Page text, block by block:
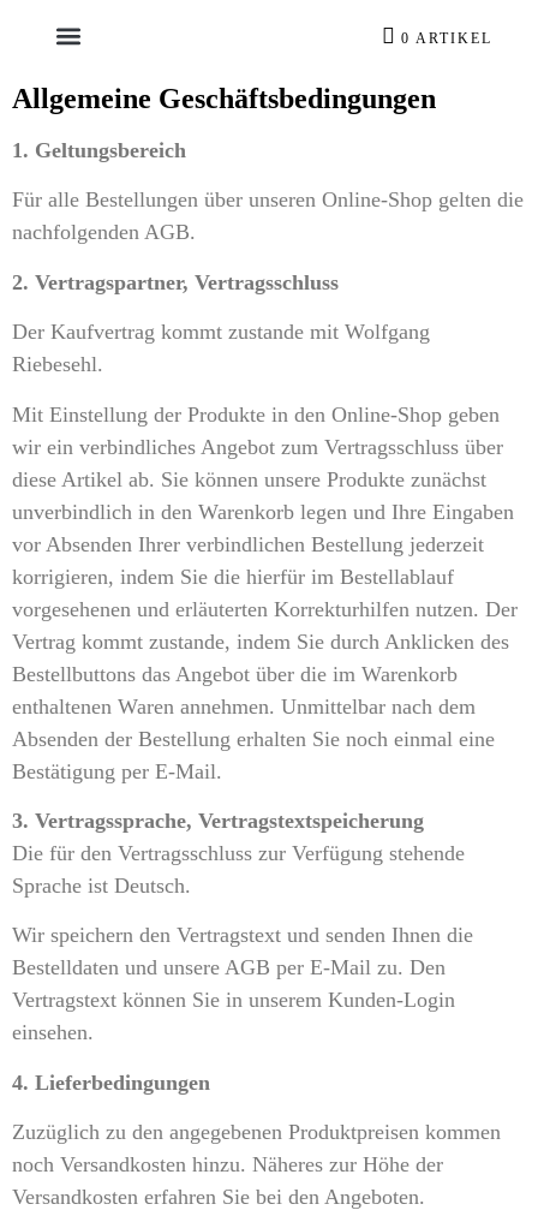
0 ARTIKEL
Allgemeine Geschäftsbedingungen
1. Geltungsbereich
Für alle Bestellungen über unseren Online-Shop gelten die
nachfolgenden AGB.
2. Vertragspartner, Vertragsschluss
Der Kaufvertrag kommt zustande mit Wolfgang
Riebesehl.
Mit Einstellung der Produkte in den Online-Shop geben
wir ein verbindliches Angebot zum Vertragsschluss über
diese Artikel ab. Sie können unsere Produkte zunächst
unverbindlich in den Warenkorb legen und Ihre Eingaben
vor Absenden Ihrer verbindlichen Bestellung jederzeit
korrigieren, indem Sie die hierfür im Bestellablauf
vorgesehenen und erläuterten Korrekturhilfen nutzen. Der
Vertrag kommt zustande, indem Sie durch Anklicken des
Bestellbuttons das Angebot über die im Warenkorb
enthaltenen Waren annehmen. Unmittelbar nach dem
Absenden der Bestellung erhalten Sie noch einmal eine
Bestätigung per E-Mail.
3. Vertragssprache, Vertragstextspeicherung
Die für den Vertragsschluss zur Verfügung stehende
Sprache ist Deutsch.
Wir speichern den Vertragstext und senden Ihnen die
Bestelldaten und unsere AGB per E-Mail zu. Den
Vertragstext können Sie in unserem Kunden-Login
einsehen.
4. Lieferbedingungen
Zuzüglich zu den angegebenen Produktpreisen kommen
noch Versandkosten hinzu. Näheres zur Höhe der
Versandkosten erfahren Sie bei den Angeboten.